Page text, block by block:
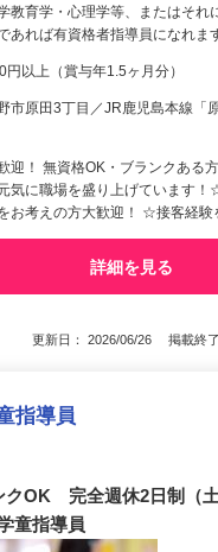
教育学・心理学等、またはそれ
であれば有資格者指導員になれ
円以上（賞与年1.5ヶ月分）
市原田3丁目／JR鹿児島本線「
迎！ 無資格OK・ブランクあ
気に職場を盛り上げています
お考えの方大歓迎！ ☆接客経
詳細を見る
更新日： 2026/06/26 掲載終
指導員
OK 完全週休2日制（土
童指導員